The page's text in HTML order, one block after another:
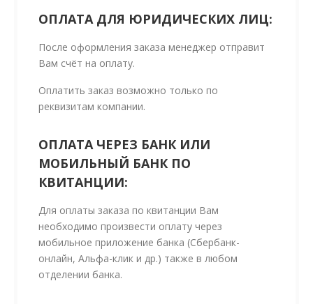
ОПЛАТА ДЛЯ ЮРИДИЧЕСКИХ ЛИЦ:
После оформления заказа менеджер отправит
Вам счёт на оплату.
Оплатить заказ возможно только по
реквизитам компании.
ОПЛАТА ЧЕРЕЗ БАНК ИЛИ
МОБИЛЬНЫЙ БАНК ПО
КВИТАНЦИИ:
Для оплаты заказа по квитанции Вам
необходимо произвести оплату через
мобильное приложение банка (Сбербанк-
онлайн, Альфа-клик и др.) также в любом
отделении банка.